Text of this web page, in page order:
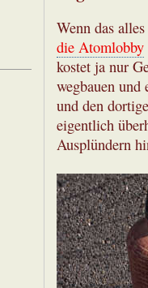
Wenn das
die Atomlobby
kostet ja nur
wegbauen und
und den
eigentlich
Ausplündern